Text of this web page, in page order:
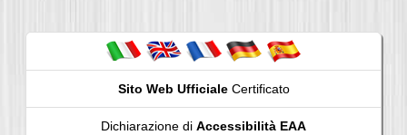
Sito Web UfficialeCertificato
Dichiarazione di Accessibilità EAA